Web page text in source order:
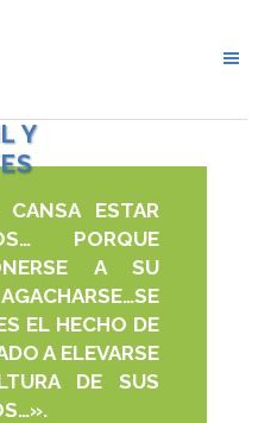
Y
ESTAR
PORQUE
A SU
EL HECHO DE
A ELEVARSE
DE SUS